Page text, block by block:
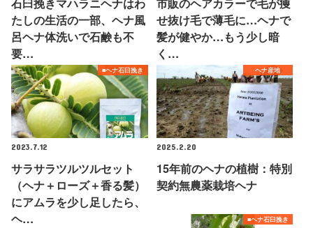
石臼挽きマハラニヘナはわ
たしの生活の一部、ヘナ風
呂ヘナ体洗いで石鹸も不
要…
市販のヘアカラーで毛が痩
せ抜け毛で薄毛に…ヘナで
髪が健やか…もう少し暗
く…
■ヘナ石臼挽き
2023.7.12
サラサラツルツルセット
（ヘナ＋ローズ＋香る髪）
にアムラを少し足したら、
ヘ…
ヘナ産地
2025.2.20
15年前のヘナの植樹：特別
契約無農薬栽培ヘナ
■ヘナ石臼挽き